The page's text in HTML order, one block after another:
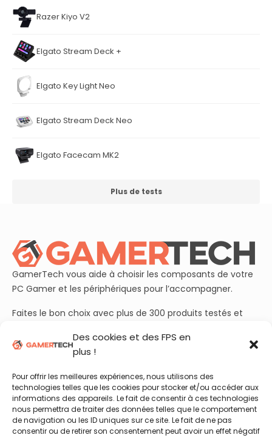
Des cookies et des FPS en
plus !
Pour offrir les meilleures expériences, nous utilisons des
technologies telles que les cookies pour stocker et/ou accéder aux
informations des appareils. Le fait de consentir à ces technologies
nous permettra de traiter des données telles que le comportement
de navigation ou les ID uniques sur ce site. Le fait de ne pas
consentir ou de retirer son consentement peut avoir un effet négatif
Razer Kiyo V2
Elgato Stream Deck +
Elgato Key Light Neo
Elgato Stream Deck Neo
Elgato Facecam MK2
Plus de tests
GamerTech vous aide à choisir les composants de votre
PC Gamer et les périphériques pour l’accompagner.
Faites le bon choix avec plus de 300 produits testés et
Rejoignez aussi nos plus de 50 000 abonnés sur
YouTube
en vidéo !
Retrouvez nous sur :